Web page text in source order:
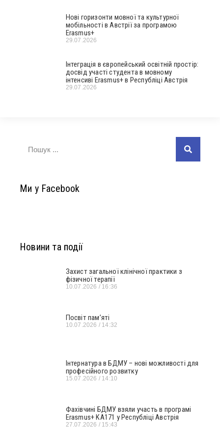
Нові горизонти мовної та культурної
мобільності в Австрії за програмою
Erasmus+
29.07.2026
Інтеграція в європейський освітній простір:
досвід участі студента в мовному
інтенсиві Erasmus+ в Республіці Австрія
29.07.2026
Ми у Facebook
Новини та події
Захист загальної клінічної практики з
фізичної терапії
10.07.2026 16:36
Посвіт пам’яті
10.07.2026 14:32
Інтернатура в БДМУ – нові можливості для
професійного розвитку
15.07.2026 14:10
Фахівчині БДМУ взяли участь в програмі
Erasmus+ KA171 у Республіці Австрія
27.07.2026 15:43